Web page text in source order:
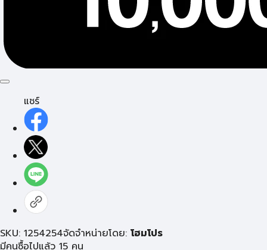
แชร์
SKU: 1254254จัดจำหน่ายโดย: โฮมโปร
มีคนซื้อไปแล้ว 15 คน